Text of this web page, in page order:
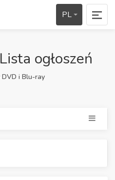
PL
ogłoszeń
DVD i Blu-ray